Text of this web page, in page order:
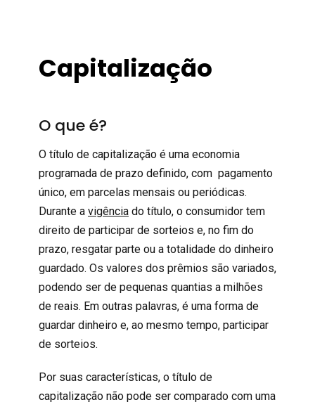
Capitalização
O que é?
O título de capitalização é uma economia
programada de prazo definido, com pagamento
único, em parcelas mensais ou periódicas.
Durante a vigênciado título, o consumidor tem
direito de participar de sorteios e, no fim do
prazo, resgatar parte ou a totalidade do dinheiro
guardado. Os valores dos prêmios são variados,
podendo ser de pequenas quantias a milhões
de reais. Em outras palavras, é uma forma de
guardar dinheiro e, ao mesmo tempo, participar
de sorteios.
Por suas características, o título de
capitalização não pode ser comparado com uma